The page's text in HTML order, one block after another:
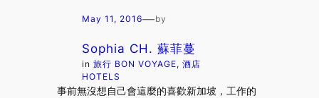
May 11, 2016—by
Sophia CH. 蘇菲蔓
in旅行 BON VOYAGE, 酒店
HOTELS
事前無沒想自己會這麼的喜歡新加坡，工作的